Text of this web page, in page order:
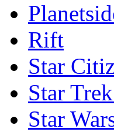
Rift
Star
Star
Star